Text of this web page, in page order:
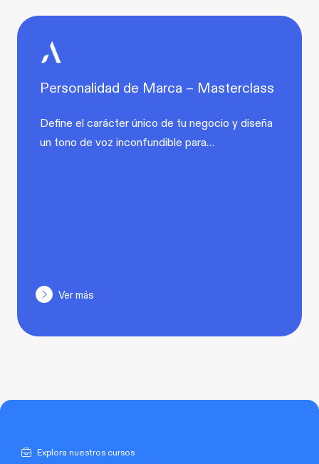
Personalidad de Marca – Masterclass
Define el carácter único de tu negocio y diseña
un tono de voz inconfundible para…
Ver más
Explora nuestros cursos